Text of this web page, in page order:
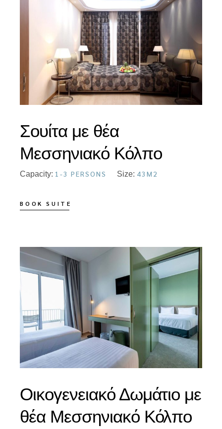
Σουίτα με θέα
Μεσσηνιακό Κόλπο
Capacity: 1-3 PERSONS Size: 43M2
BOOK SUITE
Οικογενειακό Δωμάτιο με
θέα Μεσσηνιακό Κόλπο